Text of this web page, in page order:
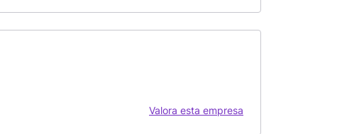
Valora esta empresa